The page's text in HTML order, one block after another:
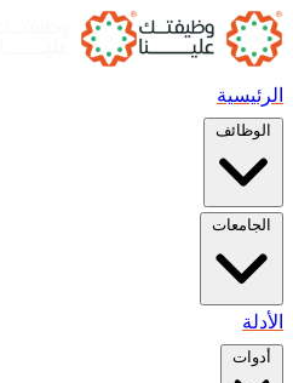
الرئيسية
الوظائف
الجامعات
الأدلة
أدوات